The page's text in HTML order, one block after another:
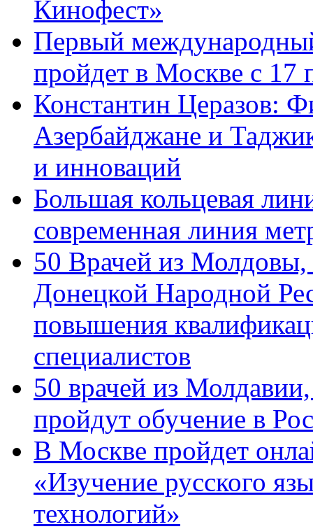
Кинофест»
Первый
пройдет в Москве с 17
Константин Церазов:
Азербайджане и
и инноваций
Большая кольцевая
современная линия
50 Врачей из Молдовы,
Донецкой Народной
повышения
специалистов
50 врачей из
пройдут обучение в
В Москве пройдет
«Изучение русского
технологий»